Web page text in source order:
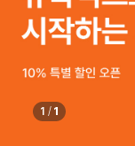
호스팅 서비스 : 스타일이십
고객센터 1544-5336(평일
COPYRIGHTⓒ2021
1 / 1